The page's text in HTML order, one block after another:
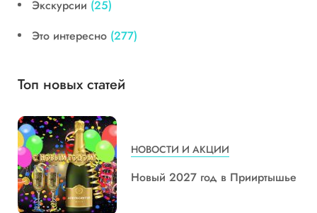
Экскурсии (25)
Это интересно (277)
Топ новых статей
НОВОСТИ И АКЦИИ
Новый 2027 год в Прииртышье